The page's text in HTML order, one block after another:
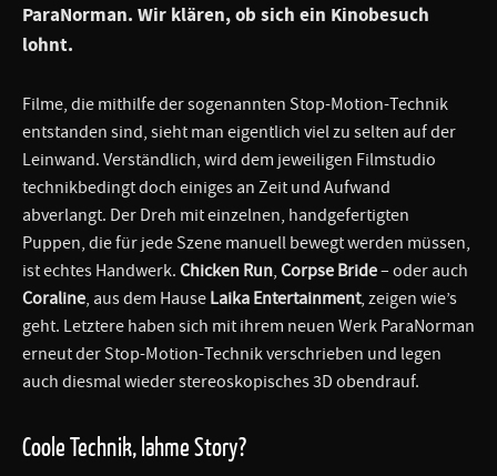
ParaNorman. Wir klären, ob sich ein Kinobesuch
lohnt.
Filme, die mithilfe der sogenannten Stop-Motion-Technik
entstanden sind, sieht man eigentlich viel zu selten auf der
Leinwand. Verständlich, wird dem jeweiligen Filmstudio
technikbedingt doch einiges an Zeit und Aufwand
abverlangt. Der Dreh mit einzelnen, handgefertigten
Puppen, die für jede Szene manuell bewegt werden müssen,
ist echtes Handwerk. Chicken Run, Corpse Bride– oder auch
Coraline, aus dem Hause Laika Entertainment, zeigen wie’s
geht. Letztere haben sich mit ihrem neuen Werk ParaNorman
erneut der Stop-Motion-Technik verschrieben und legen
auch diesmal wieder stereoskopisches 3D obendrauf.
Coole Technik, lahme Story?